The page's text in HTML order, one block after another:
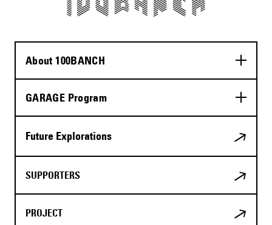
About 100BANCH
GARAGE Program
Future Explorations
SUPPORTERS
PROJECT